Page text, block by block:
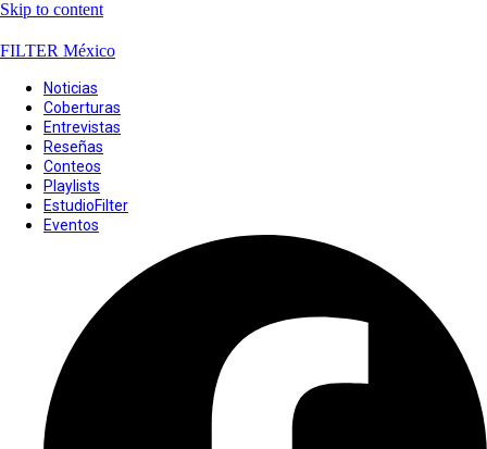
Skip to content
FILTER México
Noticias
Coberturas
Entrevistas
Reseñas
Conteos
Playlists
EstudioFilter
Eventos